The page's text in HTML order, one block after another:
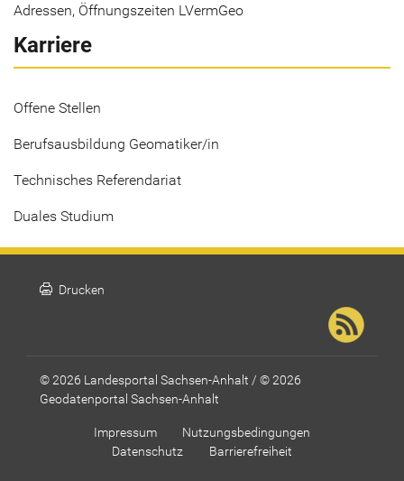
Adressen, Öffnungszeiten LVermGeo
Karriere
Offene Stellen
Berufsausbildung Geomatiker/in
Technisches Referendariat
Duales Studium
print Drucken
© 2026 Landesportal Sachsen-Anhalt / © 2026
Geodatenportal Sachsen-Anhalt
Impressum
Nutzungsbedingungen
Datenschutz
Barrierefreiheit